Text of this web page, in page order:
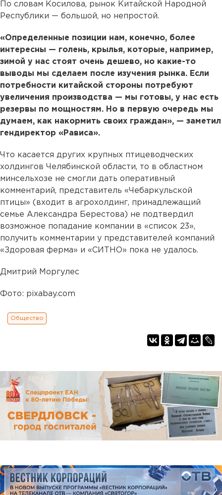
По словам Косилова, рынок Китайской Народной
Республики — большой, но непростой.
«Определенные позиции нам, конечно, более
интересны — голень, крылья, которые, например,
зимой у нас стоят очень дешево, но какие-то
выводы мы сделаем после изучения рынка. Если
потребности китайской стороны потребуют
увеличения производства — мы готовы, у нас есть
резервы по мощностям. Но в первую очередь мы
думаем, как накормить своих граждан», — заметил
гендиректор «Рависа».
Что касается других крупных птицеводческих
холдингов Челябинской области, то в областном
минсельхозе не смогли дать оперативный
комментарий, представитель «Чебаркульской
птицы» (входит в агрохолдинг, принадлежащий
семье Александра Берестова) не подтвердил
возможное попадание компании в «список 23»,
получить комментарии у представителей компаний
«Здоровая ферма» и «СИТНО» пока не удалось.
Дмитрий Моргулес
Фото: pixabay.com
Общество